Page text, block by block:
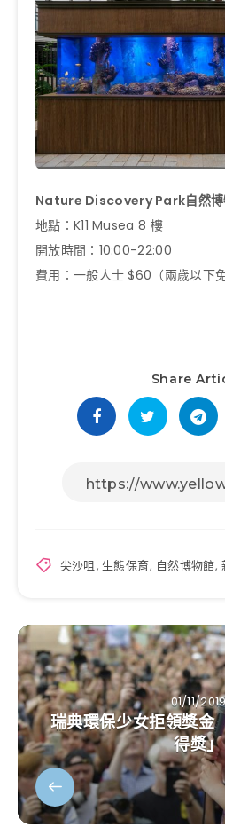
Nature Discovery Park自然博
地點：K11 Musea 8 樓
開放時間：10:00-22:00
費用：一般人士 $60（兩歲以下免
Share
尖沙咀,生態保育, 自然博物館,
01/11/
瑞典環保少女拒領獎
得獎」